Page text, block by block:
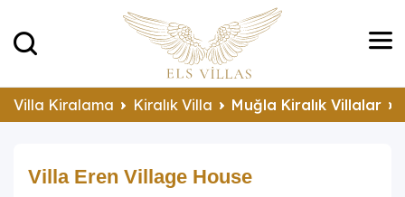
Villa Kiralama Kiralık Villa Muğla Kiralık Villalar
Villa Eren Village House